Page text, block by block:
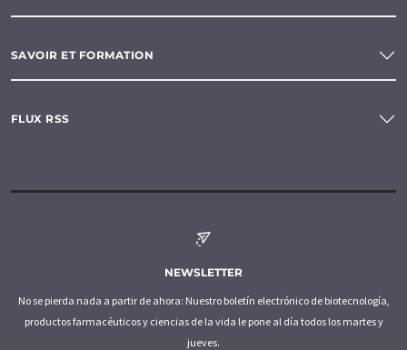
SAVOIR ET FORMATION
FLUX RSS
NEWSLETTER
No se pierda nada a partir de ahora: Nuestro boletín electrónico de biotecnología,
productos farmacéuticos y ciencias de la vida le pone al día todos los martes y
jueves.